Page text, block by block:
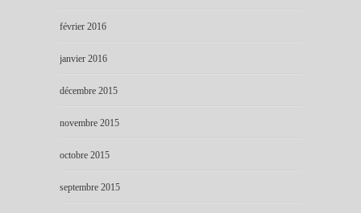
février 2016
janvier 2016
décembre 2015
novembre 2015
octobre 2015
septembre 2015